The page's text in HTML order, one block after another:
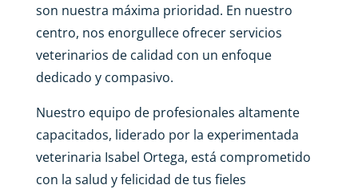
son nuestra máxima prioridad. En nuestro
centro, nos enorgullece ofrecer servicios
veterinarios de calidad con un enfoque
dedicado y compasivo.
Nuestro equipo de profesionales altamente
capacitados, liderado por la experimentada
veterinaria Isabel Ortega, está comprometido
con la salud y felicidad de tus fieles